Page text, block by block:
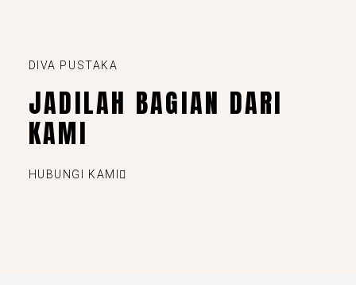
DIVA PUSTAKA
JADILAH BAGIAN DARI
KAMI
HUBUNGI KAMI